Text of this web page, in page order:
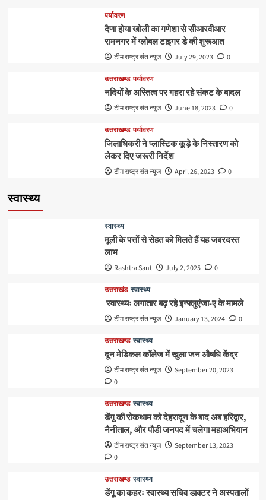
पर्यावरण
दैणा होया खोली का गणेशा से सीआरवीआर
रामनगर में ग्लोबल टाइगर डे की शुरूआत
टीम राष्ट्र संत न्यूज July 29, 2023 0
उत्तराखण्ड पर्यावरण
नदियों के अस्तित्व पर गहरा रहे संकट के बादल
टीम राष्ट्र संत न्यूज June 18, 2023 0
उत्तराखण्ड पर्यावरण
जिलाधिकरी ने प्लास्टिक कूड़े के निस्तारण को
लेकर दिए जरूरी निर्देश
टीम राष्ट्र संत न्यूज April 26, 2023 0
स्वास्थ्य
स्वास्थ्य
मूली के पत्तों से सेहत को मिलते हैं यह जबरदस्त
लाभ
Rashtra Sant July 2, 2025 0
उत्तराखंड स्वास्थ्य
स्वास्थ्यः लगातार बढ़ रहे इन्फ्लुएंजा-ए के मामले
टीम राष्ट्र संत न्यूज January 13, 2024 0
उत्तराखण्ड स्वास्थ्य
दून मेडिकल कॉलेज में खुला जन औषधि केंद्र
टीम राष्ट्र संत न्यूज
September 20, 2023
0
उत्तराखण्ड स्वास्थ्य
डेंगू की रोकथाम को देहरादून के बाद अब हरिद्वार,
नैनीताल, और पौडी जनपद में चलेगा महाअभियान
टीम राष्ट्र संत न्यूज
September 13, 2023
0
उत्तराखण्ड स्वास्थ्य
डेंगू का कहरः स्वास्थ्य सचिव डाक्टर ने अस्पतालों